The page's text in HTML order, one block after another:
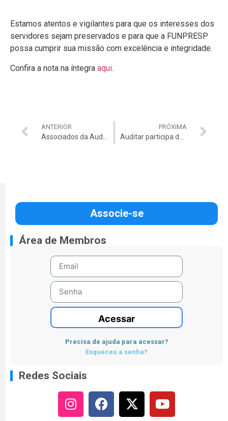
Estamos atentos e vigilantes para que os interesses dos
servidores sejam preservados e para que a FUNPRESP
possa cumprir sua missão com excelência e integridade.
Confira a nota na íntegra aqui.
ANTERIOR
Associados da Auditar têm 30% de desconto nas diárias do Royal Tulip
PRÓXIMA
Auditar participa das Olimpíadas de Integração dos Tribunais e se prepara para OTC Pantanal 2023
Associe-se
Área de Membros
Acessar
Precisa de ajuda para acessar?
Esqueceu a senha?
Redes Sociais